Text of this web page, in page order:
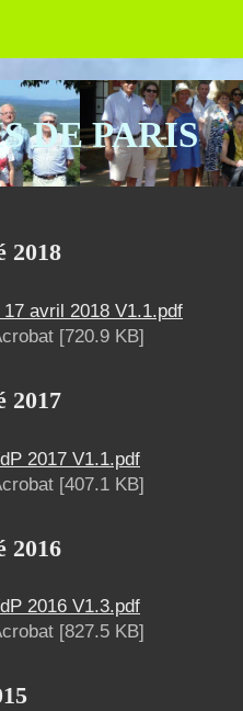
DE PARIS
2018
avril 2018 V1.1.pdf
[720.9 KB]
2017
2017 V1.1.pdf
[407.1 KB]
2016
2016 V1.3.pdf
[827.5 KB]